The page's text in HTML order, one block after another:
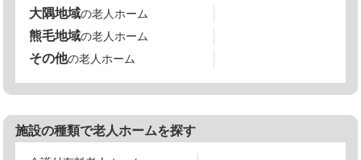
大隅地域の老人ホーム
熊毛地域の老人ホーム
その他の老人ホーム
施設の種類で老人ホームを探す